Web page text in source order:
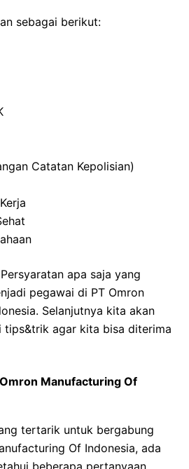
sebagai berikut:
Catatan Kepolisian)
apa saja yang
pegawai di PT Omron
Selanjutnya kita akan
tips&trik agar kita bisa diterima
Manufacturing Of
tertarik untuk bergabung
Of Indonesia, ada
beberapa pertanyaan